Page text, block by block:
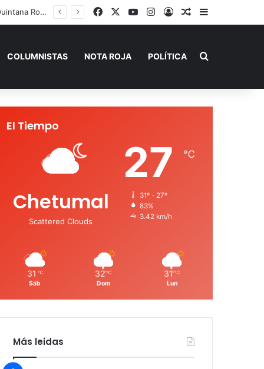
Verano” FacebookYouTubeInstagram
AccesoPublicación al
Barra lateral
COLUMNISTAS NOTA ROJA POLÍTICA Buscar por
El Tiempo
Chetumal
Scattered Clouds
27 ℃
31º - 27º
83%
3.42 km/h
31 ℃
Sáb
32 ℃
Dom
31 ℃
Lun
Más leidas